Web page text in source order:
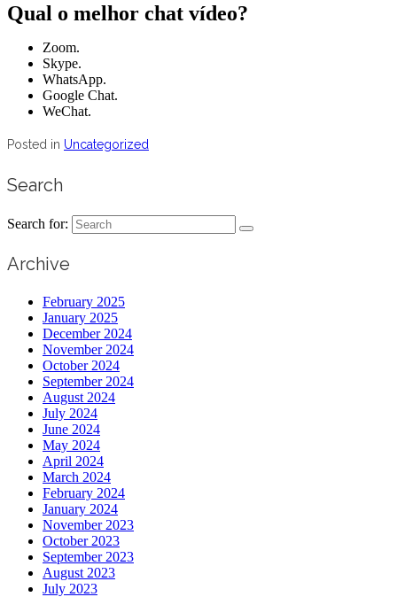
Qual o melhor chat vídeo?
Zoom.
Skype.
WhatsApp.
Google Chat.
WeChat.
Posted in Uncategorized
Search
Search for:
Archive
February 2025
January 2025
December 2024
November 2024
October 2024
September 2024
August 2024
July 2024
June 2024
May 2024
April 2024
March 2024
February 2024
January 2024
November 2023
October 2023
September 2023
August 2023
July 2023